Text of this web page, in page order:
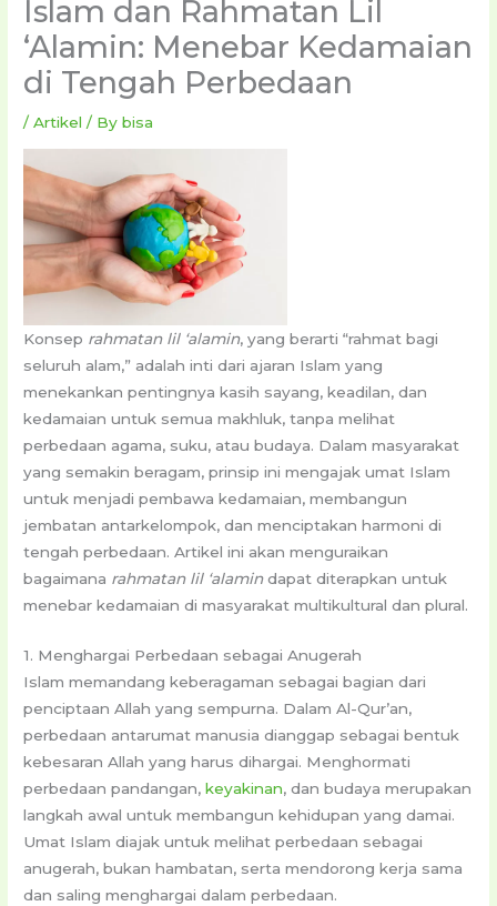
Islam dan Rahmatan Lil
‘Alamin: Menebar Kedamaian
di Tengah Perbedaan
/Artikel / Bybisa
Konsep rahmatan lil ‘alamin, yang berarti “rahmat bagi
seluruh alam,” adalah inti dari ajaran Islam yang
menekankan pentingnya kasih sayang, keadilan, dan
kedamaian untuk semua makhluk, tanpa melihat
perbedaan agama, suku, atau budaya. Dalam masyarakat
yang semakin beragam, prinsip ini mengajak umat Islam
untuk menjadi pembawa kedamaian, membangun
jembatan antarkelompok, dan menciptakan harmoni di
tengah perbedaan. Artikel ini akan menguraikan
bagaimana rahmatan lil ‘alamindapat diterapkan untuk
menebar kedamaian di masyarakat multikultural dan plural.
1. Menghargai Perbedaan sebagai Anugerah
Islam memandang keberagaman sebagai bagian dari
penciptaan Allah yang sempurna. Dalam Al-Qur’an,
perbedaan antarumat manusia dianggap sebagai bentuk
kebesaran Allah yang harus dihargai. Menghormati
perbedaan pandangan,keyakinan, dan budaya merupakan
langkah awal untuk membangun kehidupan yang damai.
Umat Islam diajak untuk melihat perbedaan sebagai
anugerah, bukan hambatan, serta mendorong kerja sama
dan saling menghargai dalam perbedaan.